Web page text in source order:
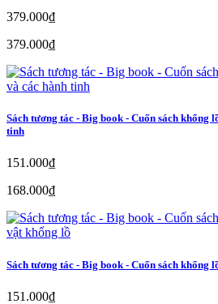
379.000₫
379.000₫
Sách tương tác - Big book - Cuốn sách khổng
tinh
151.000₫
168.000₫
Sách tương tác - Big book - Cuốn sách khổng
151.000₫